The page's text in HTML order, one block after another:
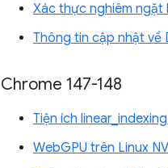
Xác thực nghiêm ngặt
Thông tin cập nhật về
Chrome 147-148
Tiện ích
WebGPU trên Linux